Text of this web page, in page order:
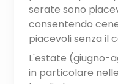
serate sono
consentendo
piacevoli senza il
L'estate (giugno-
in particolare